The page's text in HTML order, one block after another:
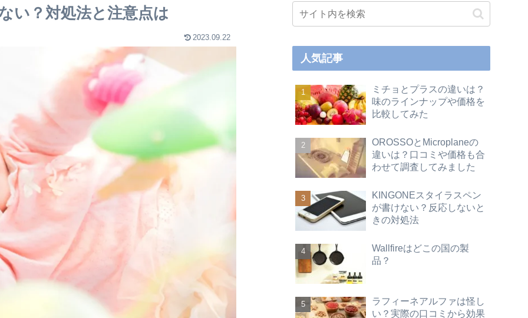
い？対処法と注意点は
2023.09.22
人気記事
ミチョとプラスの違いは？
味のラインナップや価格を
比較してみた
OROSSOとMicroplaneの
違いは？口コミや価格も合
わせて調査してみました
KINGONEスタイラスペン
が書けない？反応しないと
きの対処法
Wallfireはどこの国の製
品？
ラフィーネアルファは怪し
い？実際の口コミから効果